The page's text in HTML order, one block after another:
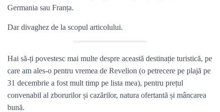
Germania sau Franța.
Dar divaghez de la scopul articolului.
Hai să-ți povestesc mai multe despre această destinație turistică, pe
care am ales-o pentru vremea de Revelion (o petrecere pe plajă pe
31 decembrie a fost mult timp pe lista mea), pentru prețul
convenabil al zborurilor și cazărilor, natura ofertantă și mâncarea
bună.